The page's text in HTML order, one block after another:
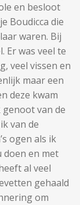
en besloot
Boudicca die
waren. Bij
Er was veel te
veel vissen en
maar een
deze kwam
van de
van de
ogen als ik
doen en met
al veel
gehaald
om